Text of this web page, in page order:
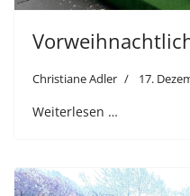
Christiane Adler 17.
Weiterlesen …